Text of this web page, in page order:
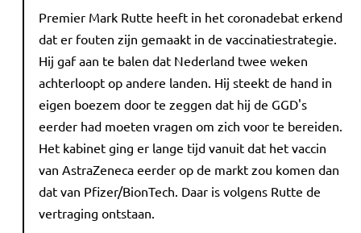
Premier Mark Rutte heeft in het coronadebat erkend
dat er fouten zijn gemaakt in de vaccinatiestrategie.
Hij gaf aan te balen dat Nederland twee weken
achterloopt op andere landen. Hij steekt de hand in
eigen boezem door te zeggen dat hij de GGD's
eerder had moeten vragen om zich voor te bereiden.
Het kabinet ging er lange tijd vanuit dat het vaccin
van AstraZeneca eerder op de markt zou komen dan
dat van Pfizer/BionTech. Daar is volgens Rutte de
vertraging ontstaan.